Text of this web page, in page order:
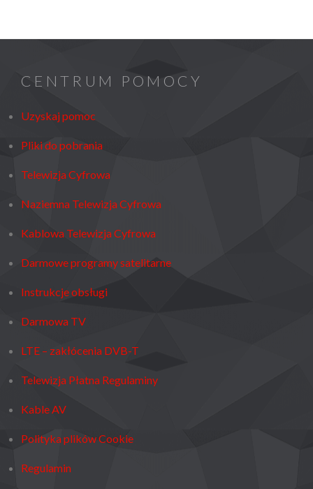
CENTRUM POMOCY
Uzyskaj pomoc
Pliki do pobrania
Telewizja Cyfrowa
Naziemna Telewizja Cyfrowa
Kablowa Telewizja Cyfrowa
Darmowe programy satelitarne
Instrukcje obsługi
Darmowa TV
LTE – zakłócenia DVB-T
Telewizja Płatna Regulaminy
Kable AV
Polityka plików Cookie
Regulamin